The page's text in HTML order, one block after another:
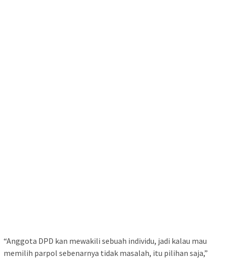
“Anggota DPD kan mewakili sebuah individu, jadi kalau mau
memilih parpol sebenarnya tidak masalah, itu pilihan saja,”